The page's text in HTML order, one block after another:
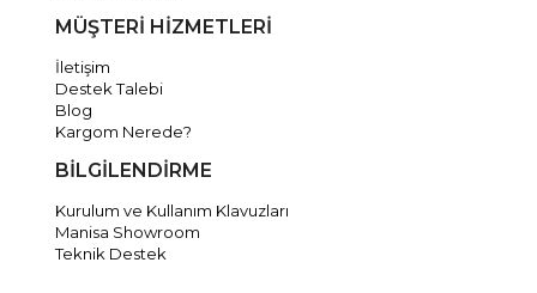
MÜŞTERİ HİZMETLERİ
İletişim
Destek Talebi
Blog
Kargom Nerede?
BİLGİLENDİRME
Kurulum ve Kullanım Klavuzları
Manisa Showroom
Teknik Destek